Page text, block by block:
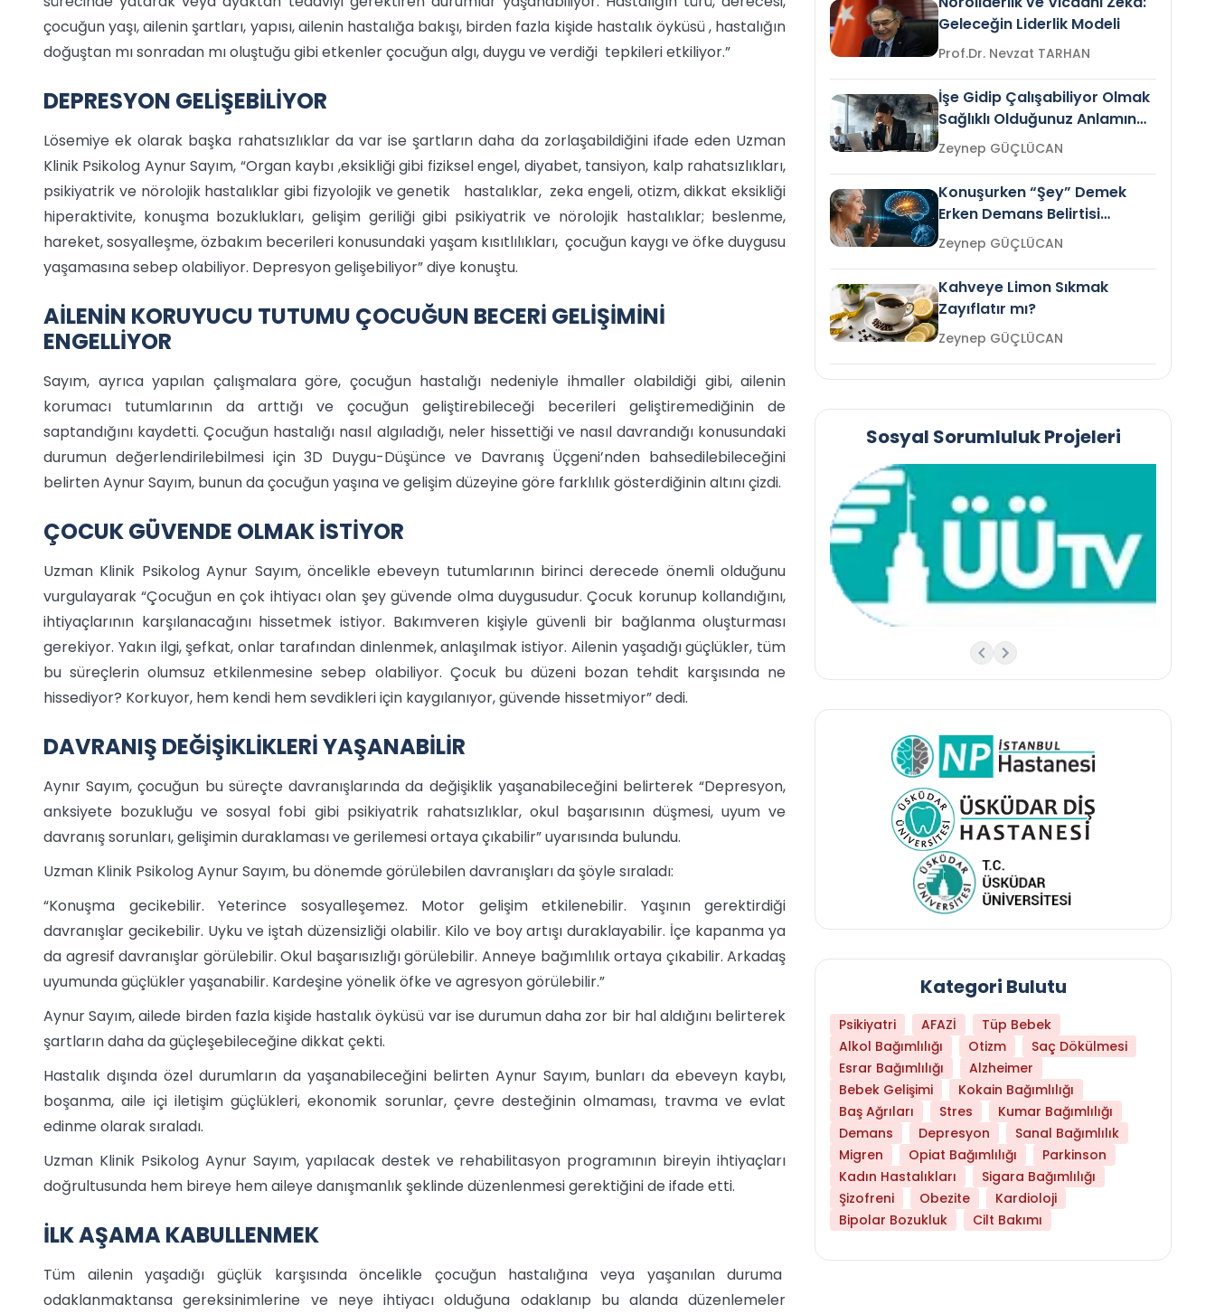
çocuğun yaşı, ailenin şartları, yapısı, ailenin hastalığa bakışı, birden fazla kişide hastalık öyküsü , hastalığın
doğuştan mı sonradan mı oluştuğu gibi etkenler çocuğun algı, duygu ve verdiği tepkileri etkiliyor.”
DEPRESYON GELİŞEBİLİYOR
Lösemiye ek olarak başka rahatsızlıklar da var ise şartların daha da zorlaşabildiğini ifade eden Uzman
Klinik Psikolog Aynur Sayım, “Organ kaybı ,eksikliği gibi fiziksel engel, diyabet, tansiyon, kalp rahatsızlıkları,
psikiyatrik ve nörolojik hastalıklar gibi fizyolojik ve genetik hastalıklar, zeka engeli, otizm, dikkat eksikliği
hiperaktivite, konuşma bozuklukları, gelişim geriliği gibi psikiyatrik ve nörolojik hastalıklar; beslenme,
hareket, sosyalleşme, özbakım becerileri konusundaki yaşam kısıtlılıkları, çocuğun kaygı ve öfke duygusu
yaşamasına sebep olabiliyor. Depresyon gelişebiliyor” diye konuştu.
AİLENİN KORUYUCU TUTUMU ÇOCUĞUN BECERİ GELİŞİMİNİ
ENGELLİYOR
Sayım, ayrıca yapılan çalışmalara göre, çocuğun hastalığı nedeniyle ihmaller olabildiği gibi, ailenin
korumacı tutumlarının da arttığı ve çocuğun geliştirebileceği becerileri geliştiremediğinin de
saptandığını kaydetti. Çocuğun hastalığı nasıl algıladığı, neler hissettiği ve nasıl davrandığı konusundaki
durumun değerlendirilebilmesi için 3D Duygu-Düşünce ve Davranış Üçgeni’nden bahsedilebileceğini
belirten Aynur Sayım, bunun da çocuğun yaşına ve gelişim düzeyine göre farklılık gösterdiğinin altını çizdi.
ÇOCUK GÜVENDE OLMAK İSTİYOR
Uzman Klinik Psikolog Aynur Sayım, öncelikle ebeveyn tutumlarının birinci derecede önemli olduğunu
vurgulayarak “Çocuğun en çok ihtiyacı olan şey güvende olma duygusudur. Çocuk korunup kollandığını,
ihtiyaçlarının karşılanacağını hissetmek istiyor. Bakımveren kişiyle güvenli bir bağlanma oluşturması
gerekiyor. Yakın ilgi, şefkat, onlar tarafından dinlenmek, anlaşılmak istiyor. Ailenin yaşadığı güçlükler, tüm
bu süreçlerin olumsuz etkilenmesine sebep olabiliyor. Çocuk bu düzeni bozan tehdit karşısında ne
hissediyor? Korkuyor, hem kendi hem sevdikleri için kaygılanıyor, güvende hissetmiyor” dedi.
DAVRANIŞ DEĞİŞİKLİKLERİ YAŞANABİLİR
Aynır Sayım, çocuğun bu süreçte davranışlarında da değişiklik yaşanabileceğini belirterek “Depresyon,
anksiyete bozukluğu ve sosyal fobi gibi psikiyatrik rahatsızlıklar, okul başarısının düşmesi, uyum ve
davranış sorunları, gelişimin duraklaması ve gerilemesi ortaya çıkabilir” uyarısında bulundu.
Uzman Klinik Psikolog Aynur Sayım, bu dönemde görülebilen davranışları da şöyle sıraladı:
“Konuşma gecikebilir. Yeterince sosyalleşemez. Motor gelişim etkilenebilir. Yaşının gerektirdiği
davranışlar gecikebilir. Uyku ve iştah düzensizliği olabilir. Kilo ve boy artışı duraklayabilir. İçe kapanma ya
da agresif davranışlar görülebilir. Okul başarısızlığı görülebilir. Anneye bağımlılık ortaya çıkabilir. Arkadaş
uyumunda güçlükler yaşanabilir. Kardeşine yönelik öfke ve agresyon görülebilir.”
Aynur Sayım, ailede birden fazla kişide hastalık öyküsü var ise durumun daha zor bir hal aldığını belirterek
şartların daha da güçleşebileceğine dikkat çekti.
Hastalık dışında özel durumların da yaşanabileceğini belirten Aynur Sayım, bunları da ebeveyn kaybı,
boşanma, aile içi iletişim güçlükleri, ekonomik sorunlar, çevre desteğinin olmaması, travma ve evlat
edinme olarak sıraladı.
Uzman Klinik Psikolog Aynur Sayım, yapılacak destek ve rehabilitasyon programının bireyin ihtiyaçları
doğrultusunda hem bireye hem aileye danışmanlık şeklinde düzenlenmesi gerektiğini de ifade etti.
İLK AŞAMA KABULLENMEK
Tüm ailenin yaşadığı güçlük karşısında öncelikle çocuğun hastalığına veya yaşanılan duruma
odaklanmaktansa gereksinimlerine ve neye ihtiyacı olduğuna odaklanıp bu alanda düzenlemeler
Geleceğin Liderlik Modeli
Prof.Dr. Nevzat TARHAN
İşe Gidip Çalışabiliyor Olmak
Sağlıklı Olduğunuz Anlamına
Gelir mi?Zeynep GÜÇLÜCAN
Konuşurken “Şey” Demek
Erken Demans Belirtisi
Olabilir mi?Zeynep GÜÇLÜCAN
Kahveye Limon Sıkmak
Zayıflatır mı?
Zeynep GÜÇLÜCAN
Sosyal Sorumluluk Projeleri
Kategori Bulutu
Psikiyatri AFAZİ
Tüp Bebek
Alkol Bağımlılığı
Otizm
Saç Dökülmesi
Esrar Bağımlılığı
Alzheimer
Bebek Gelişimi
Kokain Bağımlılığı
Baş Ağrıları
Stres
Kumar Bağımlılığı
Demans
Depresyon
Sanal Bağımlılık
Migren
Opiat Bağımlılığı
Parkinson
Kadın Hastalıkları
Sigara Bağımlılığı
Şizofreni
Obezite
Kardioloji
Bipolar Bozukluk
Cilt Bakımı